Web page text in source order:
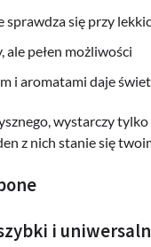
sprawdza się przy
ale pełen możliwości
i aromatami daje
wystarczy
z nich stanie się
i